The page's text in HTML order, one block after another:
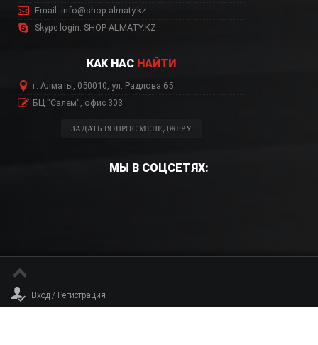
Вход / Регистрация
Email: info@shop-almaty.kz
Skype login: SHOP-ALMATY.KZ
КАК НАС НАЙТИ
г. Алматы, 050010, ул. Радлова 65
БЦ "Салем", офис 303
ЗАДАТЬ ВОПРОС МЕНЕДЖЕРУ
МЫ В СОЦСЕТЯХ: